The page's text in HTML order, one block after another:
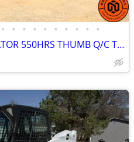
• • • • • • • • • •
2020 VOLVO ECR88 EXCAVATOR 550HRS THUMB Q/C TIER 4 OROPS